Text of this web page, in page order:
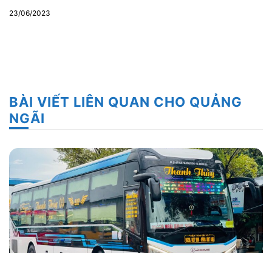
23/06/2023
BÀI VIẾT LIÊN QUAN CHO QUẢNG
NGÃI